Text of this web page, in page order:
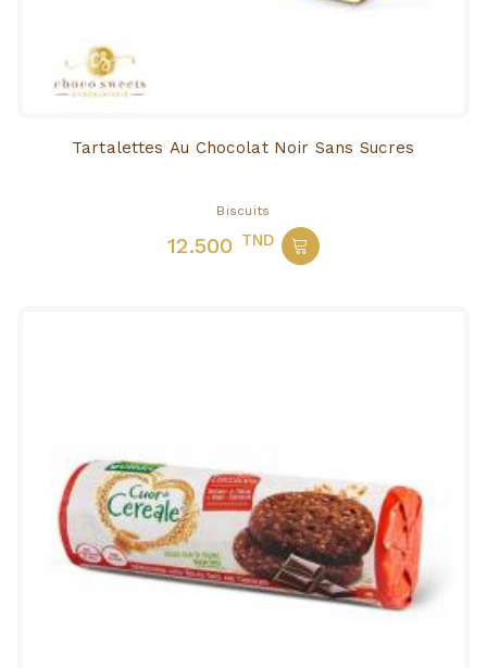
Tartalettes Au Chocolat Noir Sans Sucres
Biscuits
12.500 TND